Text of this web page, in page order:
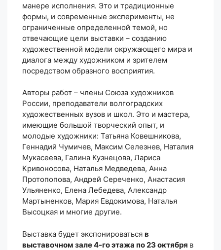
манере исполнения. Это и традиционные
формы, и современные эксперименты, не
ограниченные определенной темой, но
отвечающие цели выставки – созданию
художественной модели окружающего мира и
диалога между художником и зрителем
посредством образного восприятия.
Авторы работ – члены Союза художников
России, преподаватели волгоградских
художественных вузов и школ. Это и мастера,
имеющие большой творческий опыт, и
молодые художники: Татьяна Ковешникова,
Геннадий Чумичев, Максим Селезнев, Наталия
Мукасеева, Галина Кузнецова, Лариса
Кривоносова, Наталья Медведева, Анна
Протопопова, Андрей Сереченко, Анастасия
Ульяненко, Елена Лебедева, Александр
Мартыненков, Мария Евдокимова, Наталья
Высоцкая и многие другие.
Выставка будет экспонироваться в
выставочном зале 4-го этажа по 23 октября в